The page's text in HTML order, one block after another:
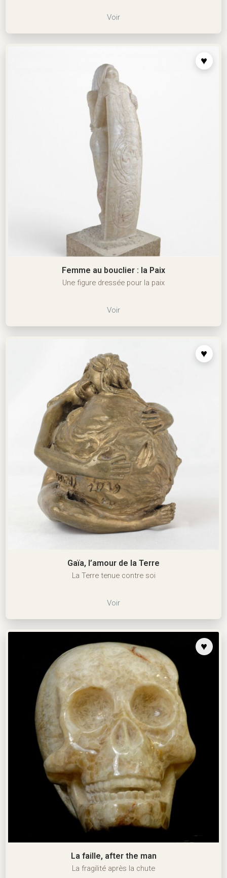
Voir
Femme au bouclier : la Paix
Une figure dressée pour la paix
Voir
Gaïa, l’amour de la Terre
La Terre tenue contre soi
Voir
La faille, after the man
La fragilité après la chute